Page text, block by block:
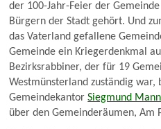
der 100-Jahr-Feier der
Bürgern der Stadt gehört. Und
das Vaterland gefallene
Gemeinde ein Kriegerdenkmal
Bezirksrabbiner, der für 19
Westmünsterland zuständig war,
GemeindekantorSiegmund
über den Gemeinderäumen, Am